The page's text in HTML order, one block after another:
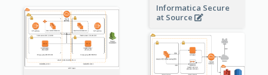
Informatica Secure
at Source